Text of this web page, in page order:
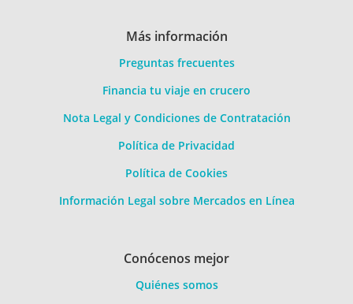
Más información
Preguntas frecuentes
Financia tu viaje en crucero
Nota Legal y Condiciones de Contratación
Política de Privacidad
Política de Cookies
Información Legal sobre Mercados en Línea
Conócenos mejor
Quiénes somos